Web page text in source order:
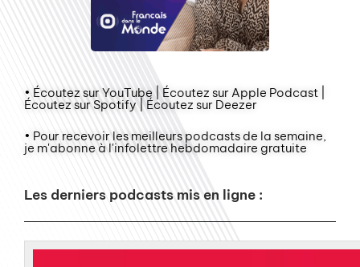
• Écoutez sur YouTube | Écoutez sur Apple Podcast |
Écoutez sur Spotify | Écoutez sur Deezer
• Pour recevoir les meilleurs podcasts de la semaine,
je m'abonne à l'infolettre hebdomadaire gratuite
Les derniers podcasts mis en ligne :